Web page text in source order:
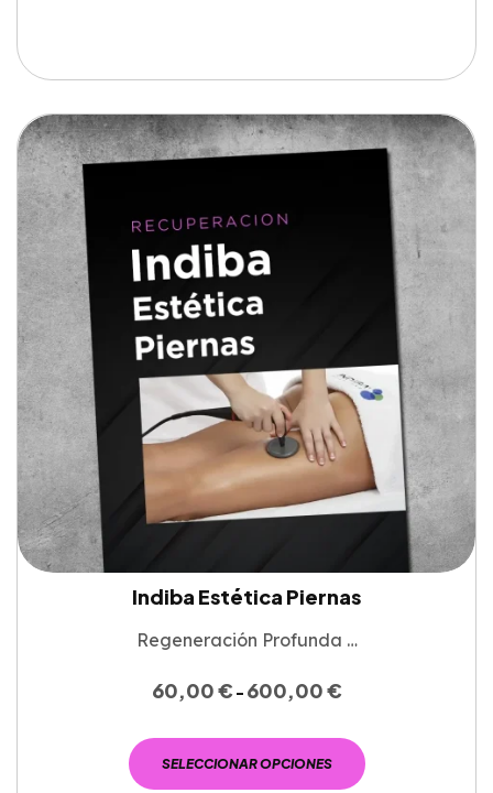
Indiba Estética Piernas
Regeneración Profunda …
60,00€ - 600,00€
SELECCIONAR OPCIONES